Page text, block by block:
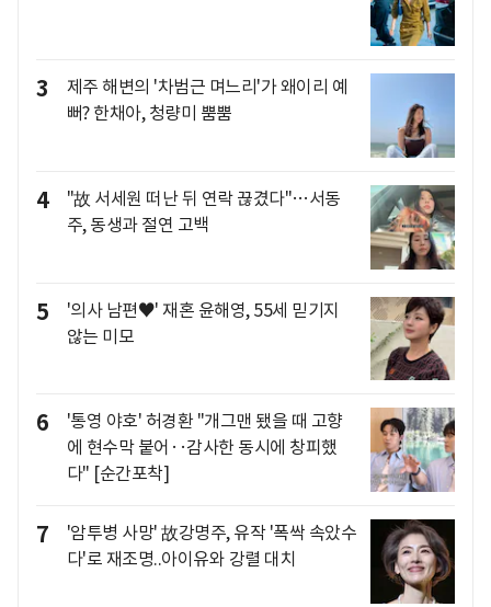
3
제주 해변의 '차범근 며느리'가 왜이리 예
뻐? 한채아, 청량미 뿜뿜
4
"故 서세원 떠난 뒤 연락 끊겼다"…서동
주, 동생과 절연 고백
5
'의사 남편♥' 재혼 윤해영, 55세 믿기지
않는 미모
6
'통영 야호' 허경환 "개그맨 됐을 때 고향
에 현수막 붙어‥감사한 동시에 창피했
다" [순간포착]
7
'암투병 사망' 故강명주, 유작 '폭싹 속았수
다'로 재조명..아이유와 강렬 대치